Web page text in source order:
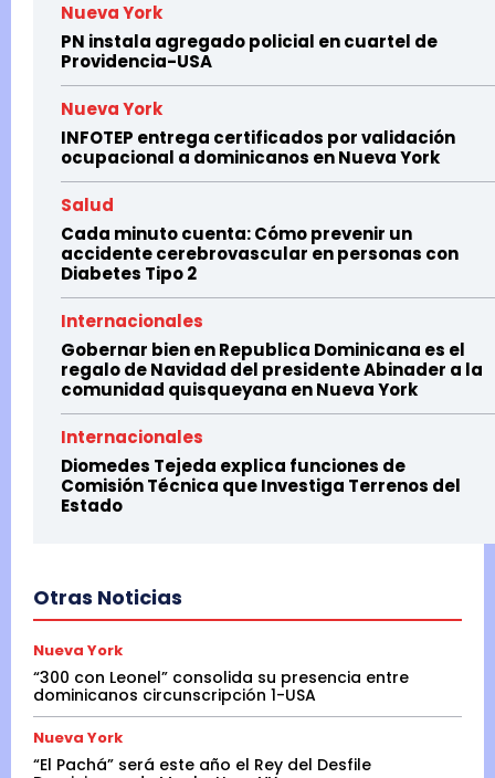
Nueva York
PN instala agregado policial en cuartel de
Providencia-USA
Nueva York
INFOTEP entrega certificados por validación
ocupacional a dominicanos en Nueva York
Salud
Cada minuto cuenta: Cómo prevenir un
accidente cerebrovascular en personas con
Diabetes Tipo 2
Internacionales
Gobernar bien en Republica Dominicana es el
regalo de Navidad del presidente Abinader a la
comunidad quisqueyana en Nueva York
Internacionales
Diomedes Tejeda explica funciones de
Comisión Técnica que Investiga Terrenos del
Estado
Otras Noticias
Nueva York
“300 con Leonel” consolida su presencia entre
dominicanos circunscripción 1-USA
Nueva York
“El Pachá” será este año el Rey del Desfile